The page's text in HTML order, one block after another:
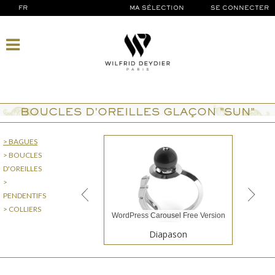
FR MA SÉLECTION SE CONNECTER
BOUCLES D'OREILLES GLAÇON "SUN"
> BAGUES
> BOUCLES
D'OREILLES
>
PENDENTIFS
> COLLIERS
WordPress Carousel Free Version
Diapason